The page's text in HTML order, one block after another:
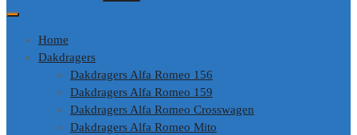
Home
Dakdragers
Dakdragers Alfa Romeo 156
Dakdragers Alfa Romeo 159
Dakdragers Alfa Romeo Crosswagen
Dakdragers Alfa Romeo Mito